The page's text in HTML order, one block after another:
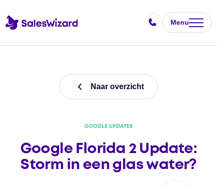
Menu
Naar overzicht
GOOGLE UPDATES
Google Florida 2 Update:
Storm in een glas water?